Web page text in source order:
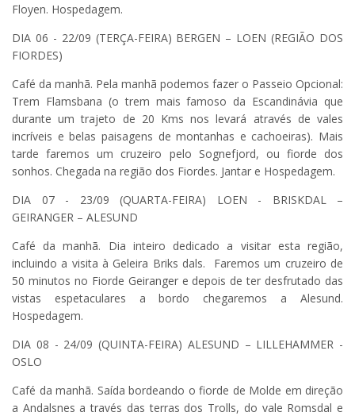
Floyen. Hospedagem.
DIA 06 - 22/09 (TERÇA-FEIRA) BERGEN – LOEN (REGIÃO DOS
FIORDES)
Café da manhã. Pela manhã podemos fazer o Passeio Opcional:
Trem Flamsbana (o trem mais famoso da Escandinávia que
durante um trajeto de 20 Kms nos levará através de vales
incríveis e belas paisagens de montanhas e cachoeiras). Mais
tarde faremos um cruzeiro pelo Sognefjord, ou fiorde dos
sonhos. Chegada na região dos Fiordes. Jantar e Hospedagem.
DIA 07 - 23/09 (QUARTA-FEIRA) LOEN - BRISKDAL –
GEIRANGER – ALESUND
Café da manhã. Dia inteiro dedicado a visitar esta região,
incluindo a visita à Geleira Briks dals. Faremos um cruzeiro de
50 minutos no Fiorde Geiranger e depois de ter desfrutado das
vistas espetaculares a bordo chegaremos a Alesund.
Hospedagem.
DIA 08 - 24/09 (QUINTA-FEIRA) ALESUND – LILLEHAMMER -
OSLO
Café da manhã. Saída bordeando o fiorde de Molde em direção
a Andalsnes a través das terras dos Trolls, do vale Romsdal e